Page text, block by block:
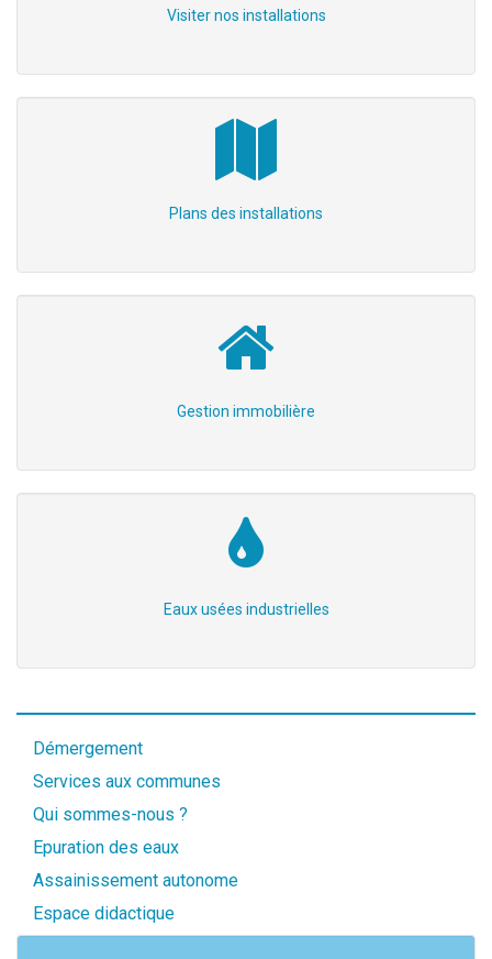
Visiter nos installations
Plans des installations
Gestion immobilière
Eaux usées industrielles
Démergement
Services aux communes
Qui sommes-nous ?
Epuration des eaux
Assainissement autonome
Espace didactique